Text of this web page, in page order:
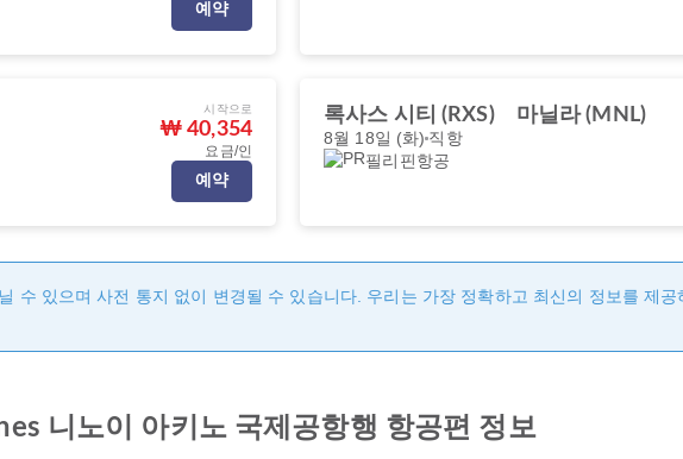
예약
시작으로
₩ 40,354
요금/인
예약
록사스 시티 (RXS) 마닐라 (MNL)
8월 18일 (화) 직항
필리핀항공
수 있으며 사전 통지 없이 변경될 수 있습니다. 우리는 가장 정확하고 최신의 정보를 제공
니노이 아키노 국제공항행 항공편 정보